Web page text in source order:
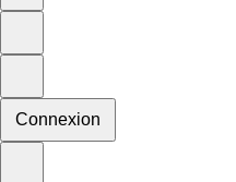
Connexion